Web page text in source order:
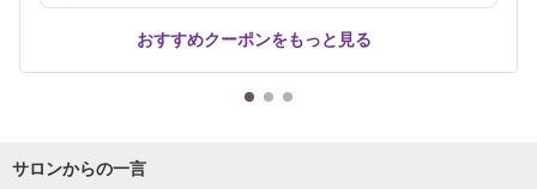
おすすめクーポンをもっと見る
サロンからの一言